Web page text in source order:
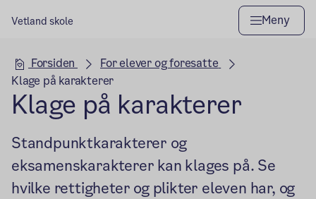
Vetland skole Meny
Hovedseksjon
Forsiden
For elever og foresatte
Klage på karakterer
Klage på karakterer
Standpunktkarakterer og
eksamenskarakterer kan klages på. Se
hvilke rettigheter og plikter eleven har, og